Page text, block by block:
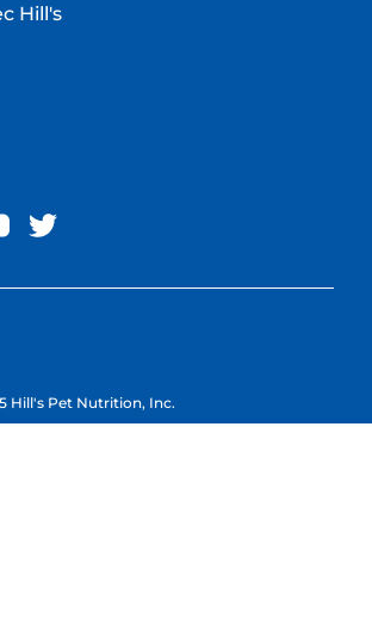
Hill's
Hill's Pet Nutrition, Inc.